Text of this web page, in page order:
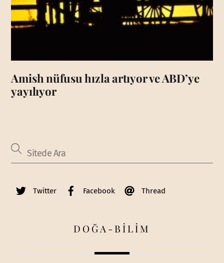
Amish nüfusu hızla artıyor ve ABD’ye
yayılıyor
Twitter Facebook Thread
DOĞA-BİLİM